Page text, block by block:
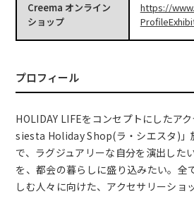
Creema オンライン
ショップ
https://
プロフィール
HOLIDAY LIFEをコンセプトにしたア
siesta Holiday Shop(ラ・シエスタ)」
で、ラグジュアリーな自分を演出した
を、都会の暮らしに盛り込みたい。全
しむ人々に向けた、アクセサリーショ